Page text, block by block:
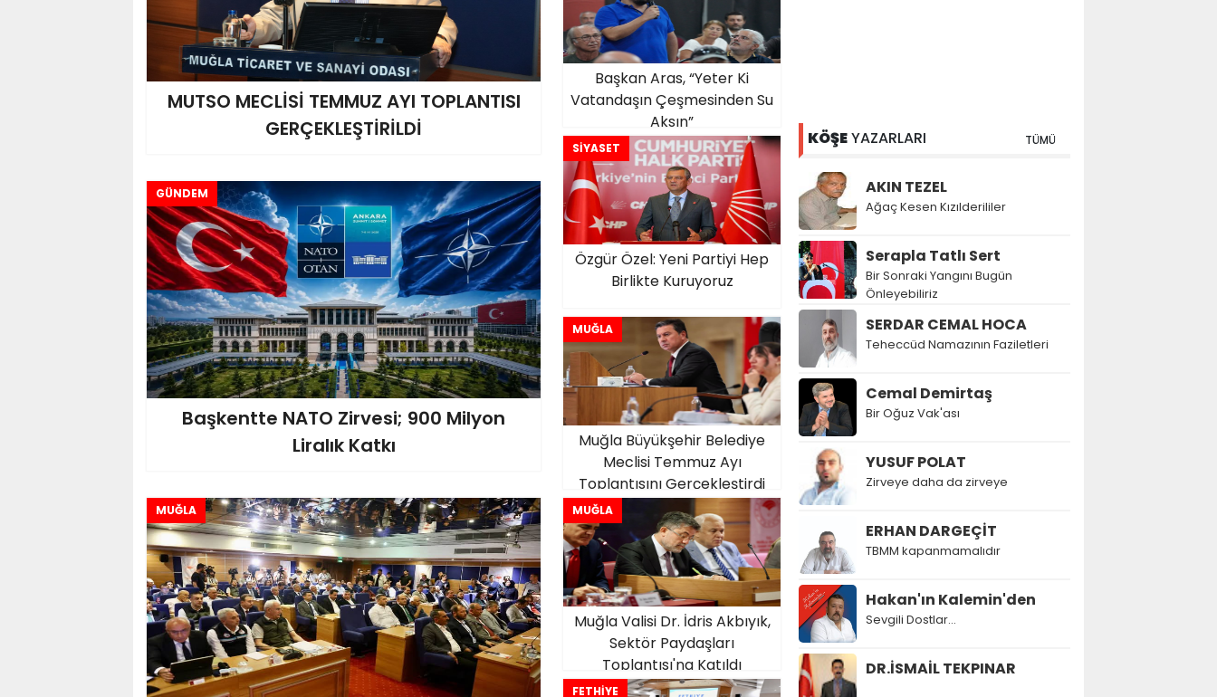
MUTSO MECLİSİ TEMMUZ AYI TOPLANTISI
GERÇEKLEŞTİRİLDİ
Başkan Aras, “Yeter Ki
Vatandaşın Çeşmesinden Su
Aksın”
SİYASET
Özgür Özel: Yeni Partiyi Hep
Birlikte Kuruyoruz
GÜNDEM
Başkentte NATO Zirvesi; 900 Milyon
Liralık Katkı
MUĞLA
Muğla Büyükşehir Belediye
Meclisi Temmuz Ayı
Toplantısını Gerçekleştirdi
MUĞLA
Muğla Valisi Dr. İdris Akbıyık,
Sektör Paydaşları
Toplantısı'na Katıldı
MUĞLA
FETHİYE
KÖŞEYAZARLARI TÜMÜ
AKIN TEZEL
Ağaç Kesen Kızılderililer
Serapla Tatlı Sert
Bir Sonraki Yangını Bugün
Önleyebiliriz
SERDAR CEMAL HOCA
Teheccüd Namazının Faziletleri
Cemal Demirtaş
Bir Oğuz Vak'ası
YUSUF POLAT
Zirveye daha da zirveye
ERHAN DARGEÇİT
TBMM kapanmamalıdır
Hakan'ın Kalemin'den
Sevgili Dostlar...
DR.İSMAİL TEKPINAR